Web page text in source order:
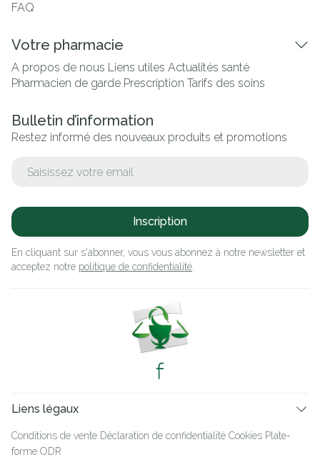
FAQ
Votre pharmacie
A propos de nous Liens utiles Actualités santé
Pharmacien de garde Prescription Tarifs des soins
Bulletin d’information
Restez informé des nouveaux produits et promotions
Inscription
En cliquant sur s'abonner, vous vous abonnez à notre newsletter et
acceptez notre politique de confidentialité
Liens légaux
Conditions de vente Déclaration de confidentialité Cookies Plate-
forme ODR